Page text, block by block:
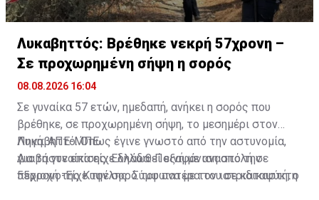
Λυκαβηττός: Βρέθηκε νεκρή 57χρονη –
Σε προχωρημένη σήψη η σορός
08.08.2026 16:04
Σε γυναίκα 57 ετών, ημεδαπή, ανήκει η σορός που
βρέθηκε, σε προχωρημένη σήψη, το μεσημέρι στον
Λυκαβηττό. Όπως έγινε γνωστό από την αστυνομία,
για τη γυναίκα είχε δηλωθεί εξαφάνιση από την
περιοχή της Κυψέλης. Σύμφωνα με τον ιατριδικαστή, ο
Πηγή: ΑΠΕ-ΜΠΕ
Διαβάστε επίσης:Ελλάδα: Ποινή με αναστολή σε
55χρονο-Είχε την σορό του πατέρα του σε καταψύκτη